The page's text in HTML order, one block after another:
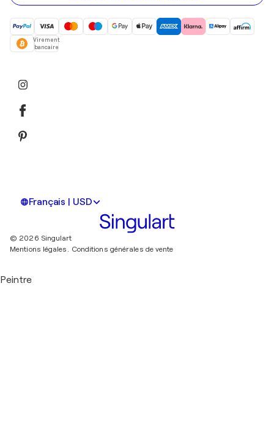
Virement
bancaire
Français | USD
© 2026 Singulart
Mentions légales. Conditions générales de vente
Peintre